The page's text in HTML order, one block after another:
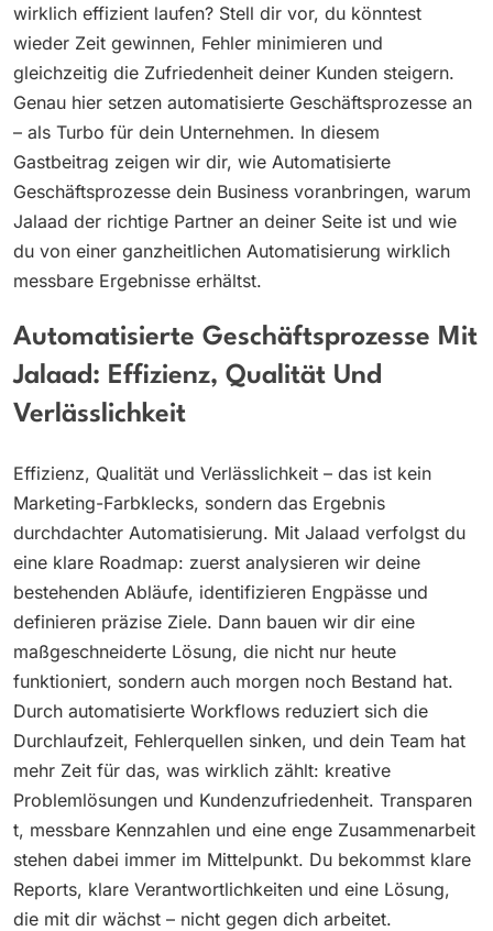
wirklich effizient laufen? Stell dir vor, du könntest
wieder Zeit gewinnen, Fehler minimieren und
gleichzeitig die Zufriedenheit deiner Kunden steigern.
Genau hier setzen automatisierte Geschäftsprozesse an
– als Turbo für dein Unternehmen. In diesem
Gastbeitrag zeigen wir dir, wie Automatisierte
Geschäftsprozesse dein Business voranbringen, warum
Jalaad der richtige Partner an deiner Seite ist und wie
du von einer ganzheitlichen Automatisierung wirklich
messbare Ergebnisse erhältst.
Automatisierte Geschäftsprozesse Mit
Jalaad: Effizienz, Qualität Und
Verlässlichkeit
Effizienz, Qualität und Verlässlichkeit – das ist kein
Marketing-Farbklecks, sondern das Ergebnis
durchdachter Automatisierung. Mit Jalaad verfolgst du
eine klare Roadmap: zuerst analysieren wir deine
bestehenden Abläufe, identifizieren Engpässe und
definieren präzise Ziele. Dann bauen wir dir eine
maßgeschneiderte Lösung, die nicht nur heute
funktioniert, sondern auch morgen noch Bestand hat.
Durch automatisierte Workflows reduziert sich die
Durchlaufzeit, Fehlerquellen sinken, und dein Team hat
mehr Zeit für das, was wirklich zählt: kreative
Problemlösungen und Kundenzufriedenheit. Transparen
t, messbare Kennzahlen und eine enge Zusammenarbeit
stehen dabei immer im Mittelpunkt. Du bekommst klare
Reports, klare Verantwortlichkeiten und eine Lösung,
die mit dir wächst – nicht gegen dich arbeitet.